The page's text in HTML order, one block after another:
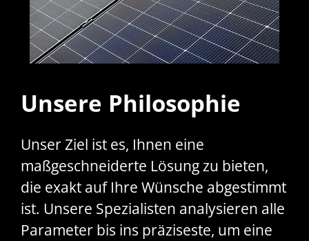
Unsere Philosophie
Unser Ziel ist es, Ihnen eine
maßgeschneiderte Lösung zu bieten,
die exakt auf Ihre Wünsche abgestimmt
ist. Unsere Spezialisten analysieren alle
Parameter bis ins präziseste, um eine